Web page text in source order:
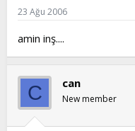
23 Ağu 2006
amin inş....
C can
New member